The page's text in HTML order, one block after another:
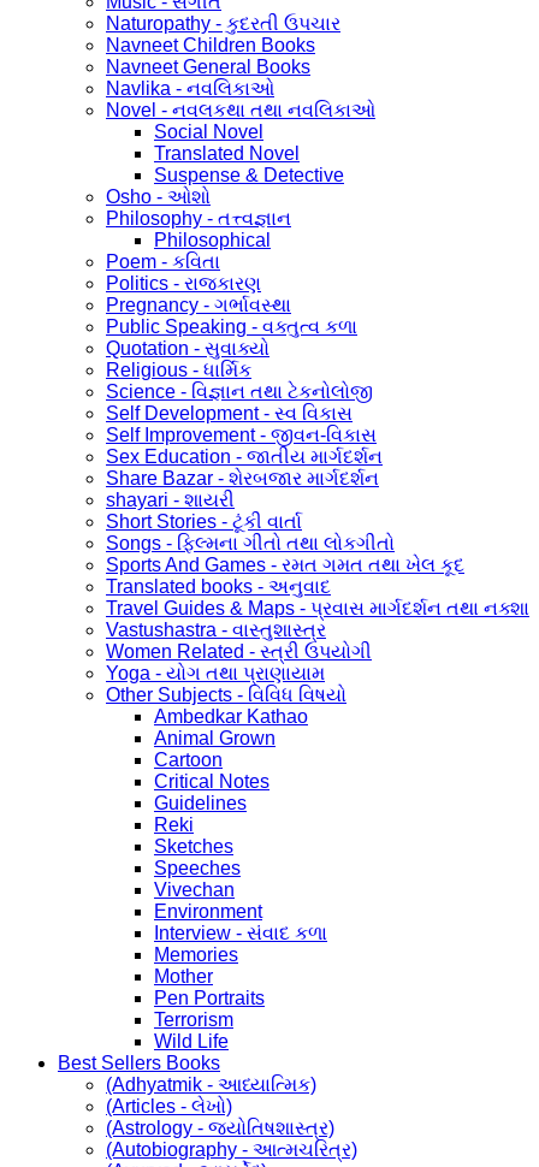
Naturopathy - કુદરતી ઉપચાર
Navneet Children Books
Navneet General Books
Navlika - નવલિકાઓ
Novel - નવલકથા તથા નવલિકાઓ
Social Novel
Translated Novel
Suspense & Detective
Osho - ઓશો
Philosophy - તત્ત્વજ્ઞાન
Philosophical
Poem - કવિતા
Politics - રાજકારણ
Pregnancy - ગર્ભાવસ્થા
Public Speaking - વક્તુત્વ કળા
Quotation - સુવાક્યો
Religious - ધાર્મિક
Science - વિજ્ઞાન તથા ટેકનોલોજી
Self Development - સ્વ વિકાસ
Self Improvement - જીવન-વિકાસ
Sex Education - જાતીય માર્ગદર્શન
Share Bazar - શેરબજાર માર્ગદર્શન
shayari - શાયરી
Short Stories - ટૂંકી વાર્તા
Songs - ફિલ્મના ગીતો તથા લોકગીતો
Sports And Games - રમત ગમત તથા ખેલ કૂદ
Translated books - અનુવાદ
Travel Guides & Maps - પ્રવાસ માર્ગદર્શન તથા નક્શા
Vastushastra - વાસ્તુશાસ્ત્ર
Women Related - સ્ત્રી ઉપયોગી
Yoga - યોગ તથા પ્રાણાયામ
Other Subjects - વિવિધ વિષયો
Ambedkar Kathao
Animal Grown
Cartoon
Critical Notes
Guidelines
Reki
Sketches
Speeches
Vivechan
Environment
Interview - સંવાદ કળા
Memories
Mother
Pen Portraits
Terrorism
Wild Life
Best Sellers Books
(Adhyatmik - આધ્યાત્મિક)
(Articles - લેખો)
(Astrology - જ્યોતિષશાસ્ત્ર)
(Autobiography - આત્મચરિત્ર)